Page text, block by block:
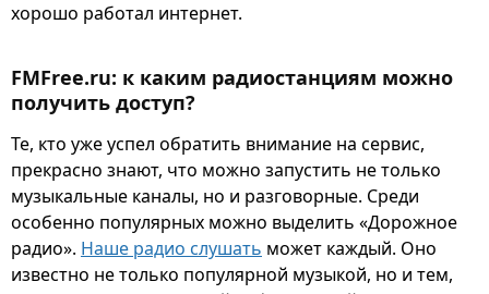
хорошо работал интернет.
FMFree.ru: к каким радиостанциям можно
получить доступ?
Те, кто уже успел обратить внимание на сервис,
прекрасно знают, что можно запустить не только
музыкальные каналы, но и разговорные. Среди
особенно популярных можно выделить «Дорожное
радио». Наше радио слушать может каждый. Оно
известно не только популярной музыкой, но и тем,